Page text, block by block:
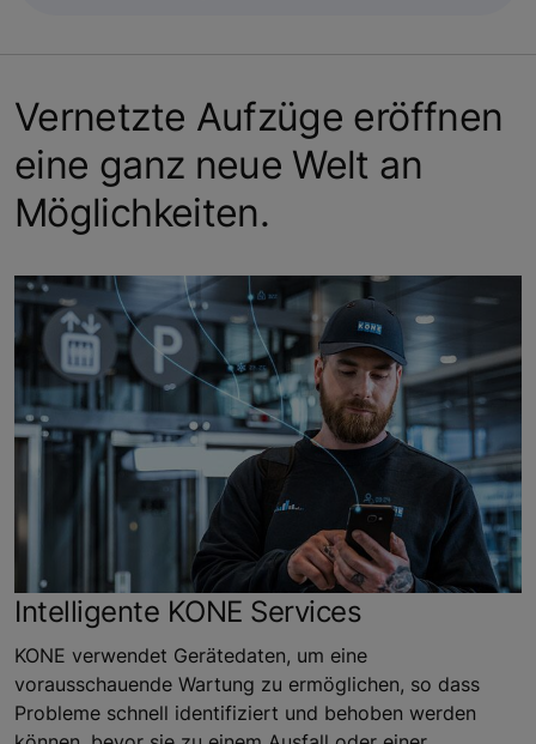
Vernetzte Aufzüge eröffnen
eine ganz neue Welt an
Möglichkeiten.
Intelligente KONE Services
KONE verwendet Gerätedaten, um eine
vorausschauende Wartung zu ermöglichen, so dass
Probleme schnell identifiziert und behoben werden